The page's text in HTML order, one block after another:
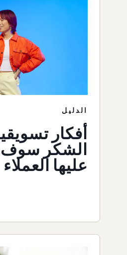
الدليل
أفكار
الشكر سوف
عليها العملاء